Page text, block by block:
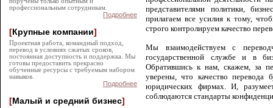
профессиональным сотрудникам.
Подробнее
[Крупные компании]
Проектная работа, командный подход,
перевод в условиях сжатых сроков,
постоянная доступность и поддержка. Мы
готовы предоставить прекрасно
обученные ресурсы с требуемым набором
навыков.
Подробнее
[Малый и средний бизнес]
представителями политики,
прилагаем все усилия к тому,
строго контролируем качество
Мы взаимодействуем с
государственной службе и в
Обратившись к нам, скажем, за
уверены, что качество перевода
юридических фирмах.И,
соблюдаются стандарты